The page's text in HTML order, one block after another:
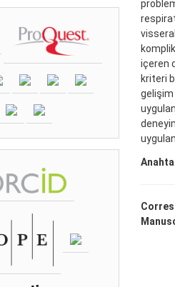
içeren
kriteri
gelişim